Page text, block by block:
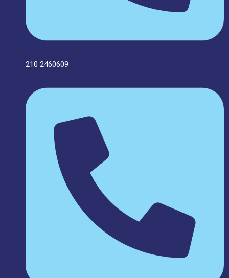
210 2460609